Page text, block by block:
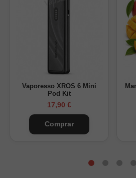
Vaporesso XROS 6 Mini
Pod Kit
17,90 €
Comprar